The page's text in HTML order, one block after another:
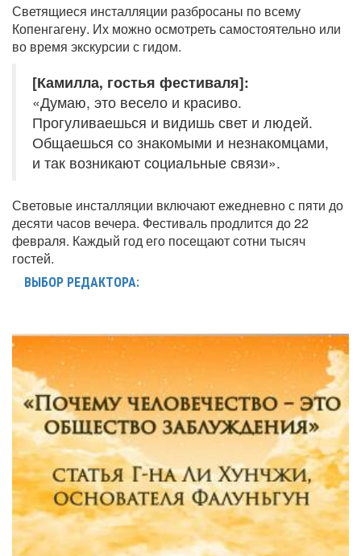
Светящиеся инсталляции разбросаны по всему
Копенгагену. Их можно осмотреть самостоятельно или
во время экскурсии с гидом.
[Камилла, гостья фестиваля]:
«Думаю, это весело и красиво.
Прогуливаешься и видишь свет и людей.
Общаешься со знакомыми и незнакомцами,
и так возникают социальные связи».
Световые инсталляции включают ежедневно с пяти до
десяти часов вечера. Фестиваль продлится до 22
февраля. Каждый год его посещают сотни тысяч
гостей.
ВЫБОР РЕДАКТОРА: